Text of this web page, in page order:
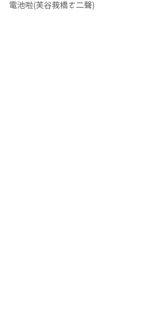
電池啦(芙谷莪橋ㄜ二聲)